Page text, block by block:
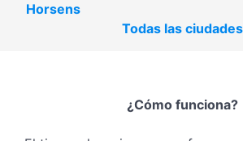
Horsens
Todas las ciudades
¿Cómo funciona?